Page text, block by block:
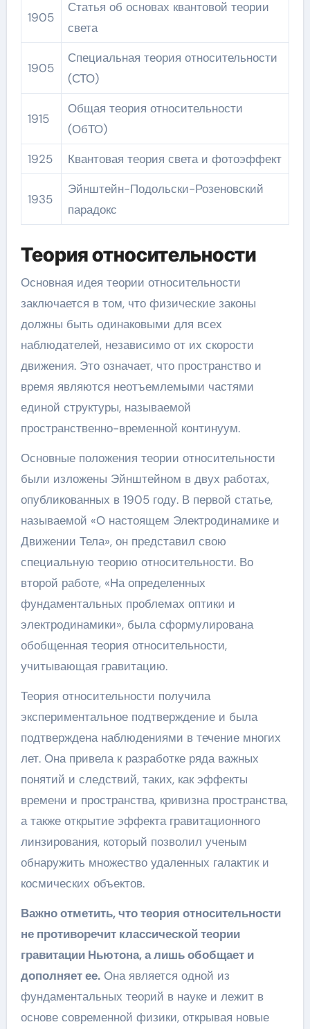
1905
Статья об основах квантовой теории
света
1905
Специальная теория относительности
(СТО)
1915
Общая теория относительности
(ОбТО)
1925
Квантовая теория света и фотоэффект
1935
Эйнштейн-Подольски-Розеновский
парадокс
Теория относительности
Основная идея теории относительности
заключается в том, что физические законы
должны быть одинаковыми для всех
наблюдателей, независимо от их скорости
движения. Это означает, что пространство и
время являются неотъемлемыми частями
единой структуры, называемой
пространственно-временной континуум.
Основные положения теории относительности
были изложены Эйнштейном в двух работах,
опубликованных в 1905 году. В первой статье,
называемой «О настоящем Электродинамике и
Движении Тела», он представил свою
специальную теорию относительности. Во
второй работе, «На определенных
фундаментальных проблемах оптики и
электродинамики», была сформулирована
обобщенная теория относительности,
учитывающая гравитацию.
Теория относительности получила
экспериментальное подтверждение и была
подтверждена наблюдениями в течение многих
лет. Она привела к разработке ряда важных
понятий и следствий, таких, как эффекты
времени и пространства, кривизна пространства,
а также открытие эффекта гравитационного
линзирования, который позволил ученым
обнаружить множество удаленных галактик и
космических объектов.
Важно отметить, что теория относительности
не противоречит классической теории
гравитации Ньютона, а лишь обобщает и
дополняет ее.Она является одной из
фундаментальных теорий в науке и лежит в
основе современной физики, открывая новые